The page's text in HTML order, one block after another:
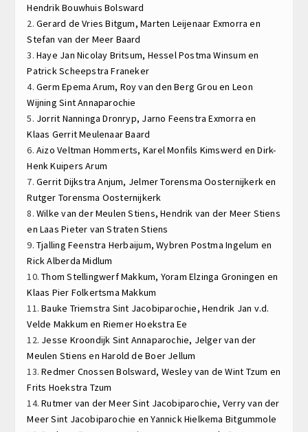
Hendrik Bouwhuis Bolsward
2.Gerard de VriesBitgum,Marten Leijenaar Exmorra en
Stefan van der Meer Baard
3.Haye Jan Nicolay Britsum, Hessel PostmaWinsum en
Patrick ScheepstraFraneker
4.Germ EpemaArum, Roy van den BergGrou en Leon
WijningSint Annaparochie
5. Jorrit NanningaDronryp, Jarno FeenstraExmorra en
Klaas Gerrit MeulenaarBaard
6.Aizo Veltman Hommerts, Karel Monfils Kimswerd enDirk-
Henk KuipersArum
7.Gerrit DijkstraAnjum, Jelmer TorensmaOosternijkerk en
Rutger Torensma Oosternijkerk
8.Wilke van der MeulenStiens,Hendrik van der Meer Stiens
enLaas Pieter van StratenStiens
9.Tjalling Feenstra Herbaijum,Wybren PostmaIngelum en
Rick AlberdaMidlum
10.Thom StellingwerfMakkum, Yoram Elzinga Groningen en
Klaas Pier FolkertsmaMakkum
11.Bauke Triemstra Sint Jacobiparochie,Hendrik Jan v.d.
Velde Makkum en Riemer HoekstraEe
12. Jesse Kroondijk Sint Annaparochie, Jelger van der
Meulen Stiens en Harold de Boer Jellum
13.Redmer CnossenBolsward, Wesley van de Wint Tzum en
Frits Hoekstra Tzum
14.Rutmer van der MeerSint Jacobiparochie, Verry van der
MeerSint Jacobiparochie enYannick Hielkema Bitgummole